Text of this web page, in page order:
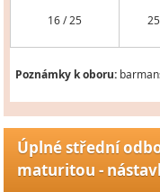
16 / 25 25
Poznámky k oboru:
Úplné střední
maturitou -